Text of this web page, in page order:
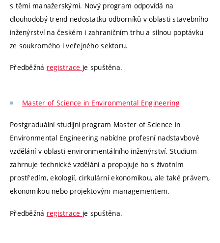
s těmi manažerskými. Nový program odpovídá na
dlouhodobý trend nedostatku odborníků v oblasti stavebního
inženýrství na českém i zahraničním trhu a silnou poptávku
ze soukromého i veřejného sektoru.
Předběžná registrace je spuštěna.
Master of Science in Environmental Engineering
Postgraduální studijní program Master of Science in
Environmental Engineering nabídne profesní nadstavbové
vzdělání v oblasti environmentálního inženýrství. Studium
zahrnuje technické vzdělání a propojuje ho s životním
prostředím, ekologií, cirkulární ekonomikou, ale také právem,
ekonomikou nebo projektovým managementem.
Předběžná registrace je spuštěna.